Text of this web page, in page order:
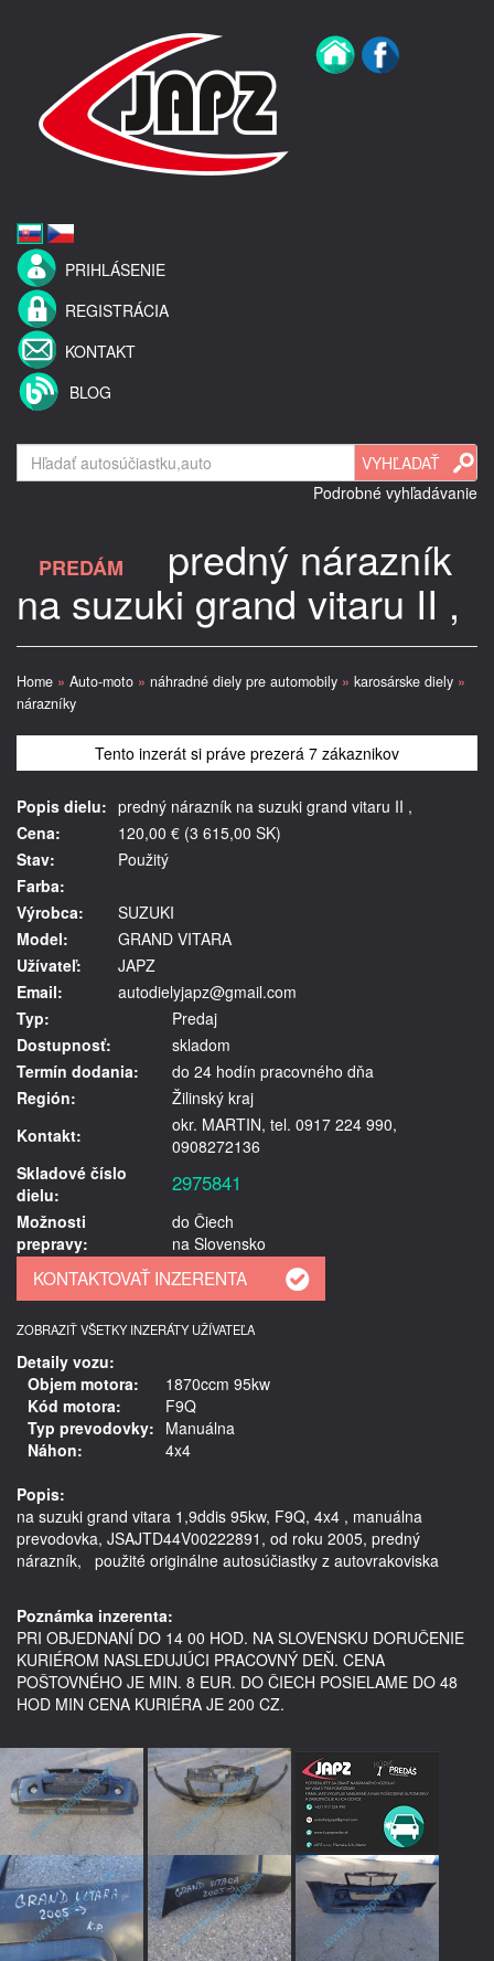
PRIHLÁSENIE
REGISTRÁCIA
KONTAKT
BLOG
Podrobné vyhľadávanie
PREDÁM predný nárazník
na suzuki grand vitaru II ,
Home » Auto-moto » náhradné diely pre automobily » karosárske diely »
nárazníky
Tento inzerát si práve prezerá 7 zákaznikov
Popis dielu: predný nárazník na suzuki grand vitaru II ,
Cena:
120,00 € (3 615,00 SK)
Stav:
Použitý
Farba:
Výrobca:
SUZUKI
Model:
GRAND VITARA
Užívateľ:
JAPZ
Email:
autodielyjapz@gmail.com
Typ:
Predaj
Dostupnosť:
skladom
Termín dodania:
do 24 hodín pracovného dňa
Región:
Žilinský kraj
Kontakt:
okr. MARTIN, tel. 0917 224 990,
0908272136
Skladové číslo
dielu:
2975841
Možnosti
prepravy:
do Čiech
na Slovensko
ZOBRAZIŤ VŠETKY INZERÁTY UŽÍVATEĽA
Detaily vozu:
Objem motora:
1870ccm 95kw
Kód motora:
F9Q
Typ prevodovky: Manuálna
Náhon:
4x4
Popis:
na suzuki grand vitara 1,9ddis 95kw, F9Q, 4x4 , manuálna
prevodovka, JSAJTD44V00222891, od roku 2005, predný
nárazník,   použité originálne autosúčiastky z autovrakoviska
Poznámka inzerenta:
PRI OBJEDNANÍ DO 14 00 HOD. NA SLOVENSKU DORUČENIE
KURIÉROM NASLEDUJÚCI PRACOVNÝ DEŇ. CENA
POŠTOVNÉHO JE MIN. 8 EUR. DO ČIECH POSIELAME DO 48
HOD MIN CENA KURIÉRA JE 200 CZ.